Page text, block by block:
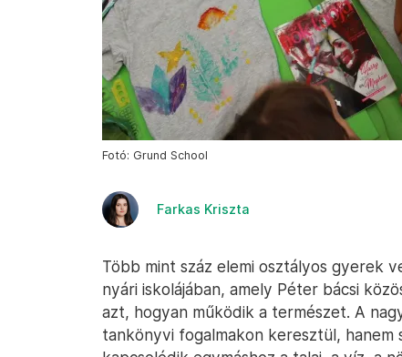
Fotó: Grund School
Farkas Kriszta
Több mint száz elemi osztályos gyerek
nyári iskolájában, amely Péter bácsi
azt, hogyan működik a természet. A
tankönyvi fogalmakon keresztül,